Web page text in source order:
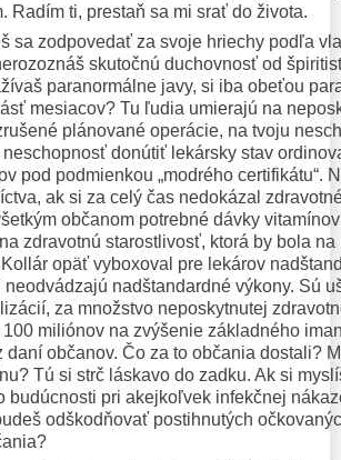
Radím ti, prestaň sa mi srať do života.
sa zodpovedať za svoje hriechy podľa
skutočnú duchovnosť od
paranormálne javy, si iba obeťou
mesiacov? Tu ľudia umierajú na
plánované operácie, na tvoju
neschopnosť donútiť lekársky stav
pod podmienkou „modrého certifikátu“.
ak si za celý čas nedokázal
občanom potrebné dávky
zdravotnú starostlivosť, ktorá by bola
opäť vyboxoval pre lekárov
nadštandardné výkony. Sú
za množstvo neposkytnutej
miliónov na zvýšenie základného
občanov. Čo za to občania dostali?
Tú si strč láskavo do zadku. Ak si
budúcnosti pri akejkoľvek infekčnej
odškodňovať postihnutých